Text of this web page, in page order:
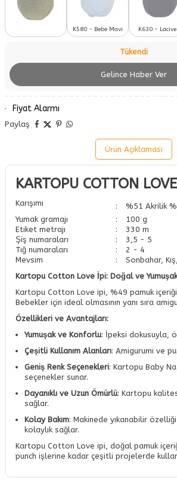
K580 - Bebe Mavi K630 -
Tükendi
Gelince Haber Ver
Fiyat Alarmı
Paylaş
Ürün Açıklaması
KARTOPU COTTON
Karışımı :
%51 Akrilik
Yumak gramajı
:
100 g
Etiket metrajı
:
330 m
Şiş numaraları
:
3,5 - 5
Tığ numaraları
:
2 - 4
Mevsim
:
Sonbahar,
Kartopu Cotton Love İpi: Doğal ve
Kartopu Cotton Love ipi, %49 pamuk
Bebekler için ideal olmasının yanı sıra
Özellikleri ve Avantajları:
Yumuşak ve Konforlu: İpeksi dokusuyla,
Çeşitli Kullanım Alanları: Amigurumi ve
Geniş Renk Seçenekleri: Kartopu Baby
seçenekler sunar.
Dayanıklı ve Uzun Ömürlü: Kartopu
sağlar.
Kolay Bakım: Makinede yıkanabilir
kolaylık sağlar.
Kartopu Cotton Love ipi, doğal pamuk
punch işlerine kadar çeşitli projelerde